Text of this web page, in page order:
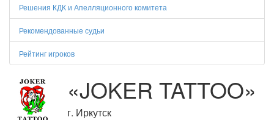
Решения КДК и Апелляционного комитета
Рекомендованные судьи
Рейтинг игроков
«JOKER TATTOO»
г. Иркутск